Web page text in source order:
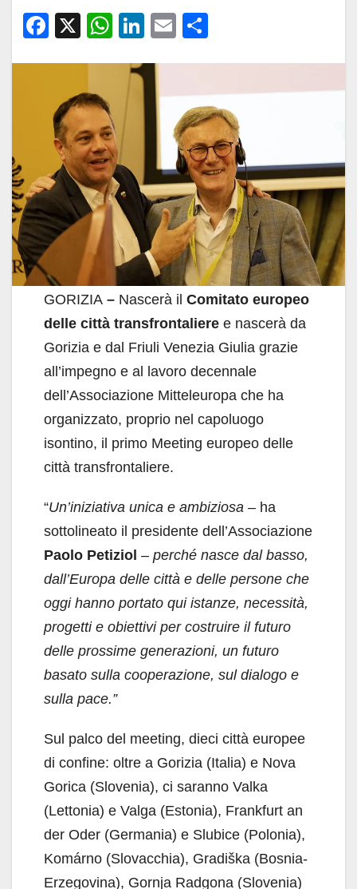
F
e
b
o
o
k
X
W
at
A
p
p
Li
k
e
dI
E
di
vi
di
GORIZIA – Nascerà il Comitato europeo
delle città transfrontaliere e nascerà da
Gorizia e dal Friuli Venezia Giulia grazie
all’impegno e al lavoro decennale
dell’Associazione Mitteleuropa che ha
organizzato, proprio nel capoluogo
isontino, il primo Meeting europeo delle
città transfrontaliere.
“Un’iniziativa unica e ambiziosa – ha
sottolineato il presidente dell’Associazione
Paolo Petiziol – perché nasce dal basso,
dall’Europa delle città e delle persone che
oggi hanno portato qui istanze, necessità,
progetti e obiettivi per costruire il futuro
delle prossime generazioni, un futuro
basato sulla cooperazione, sul dialogo e
sulla pace.”
Sul palco del meeting, dieci città europee
di confine: oltre a Gorizia (Italia) e Nova
Gorica (Slovenia), ci saranno Valka
(Lettonia) e Valga (Estonia), Frankfurt an
der Oder (Germania) e Slubice (Polonia),
Komárno (Slovacchia), Gradiška (Bosnia-
Erzegovina), Gornja Radgona (Slovenia)